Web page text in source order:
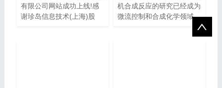
有限公司网站成功上线!感
谢珍岛信息技术(上海)股
机合成反应的研究已经成为
微流控制和合成化学领域...